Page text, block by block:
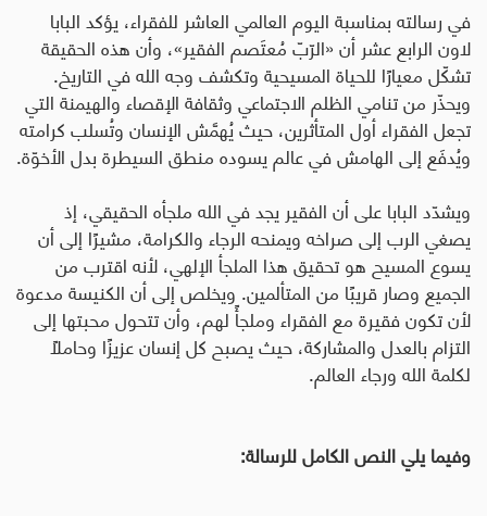
في رسالته بمناسبة اليوم العالمي العاشر للفقراء، يؤكد البابا
لاون الرابع عشر أن «الرّبّ مُعتَصم الفقير»، وأن هذه الحقيقة
تشكّل معيارًا للحياة المسيحية وتكشف وجه الله في التاريخ.
ويحذّر من تنامي الظلم الاجتماعي وثقافة الإقصاء والهيمنة التي
تجعل الفقراء أول المتأثرين، حيث يُهمَّش الإنسان وتُسلب كرامته
ويُدفَع إلى الهامش في عالم يسوده منطق السيطرة بدل الأخوّة.
ويشدّد البابا على أن الفقير يجد في الله ملجأه الحقيقي، إذ
يصغي الرب إلى صراخه ويمنحه الرجاء والكرامة، مشيرًا إلى أن
يسوع المسيح هو تحقيق هذا الملجأ الإلهي، لأنه اقترب من
الجميع وصار قريبًا من المتألمين. ويخلص إلى أن الكنيسة مدعوة
لأن تكون فقيرة مع الفقراء وملجأً لهم، وأن تتحول محبتها إلى
التزام بالعدل والمشاركة، حيث يصبح كل إنسان عزيزًا وحاملًا
لكلمة الله ورجاء العالم.
وفيما يلي النص الكامل للرسالة: